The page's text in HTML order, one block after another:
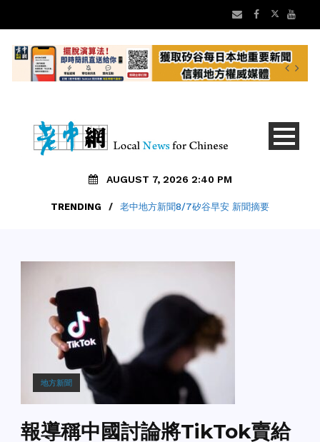
AUGUST 7, 2026 2:40 PM
TRENDING / 老中地方新聞8/7矽谷早安 新聞摘要
地方新聞
報導稱中國討論將TikTok賣給